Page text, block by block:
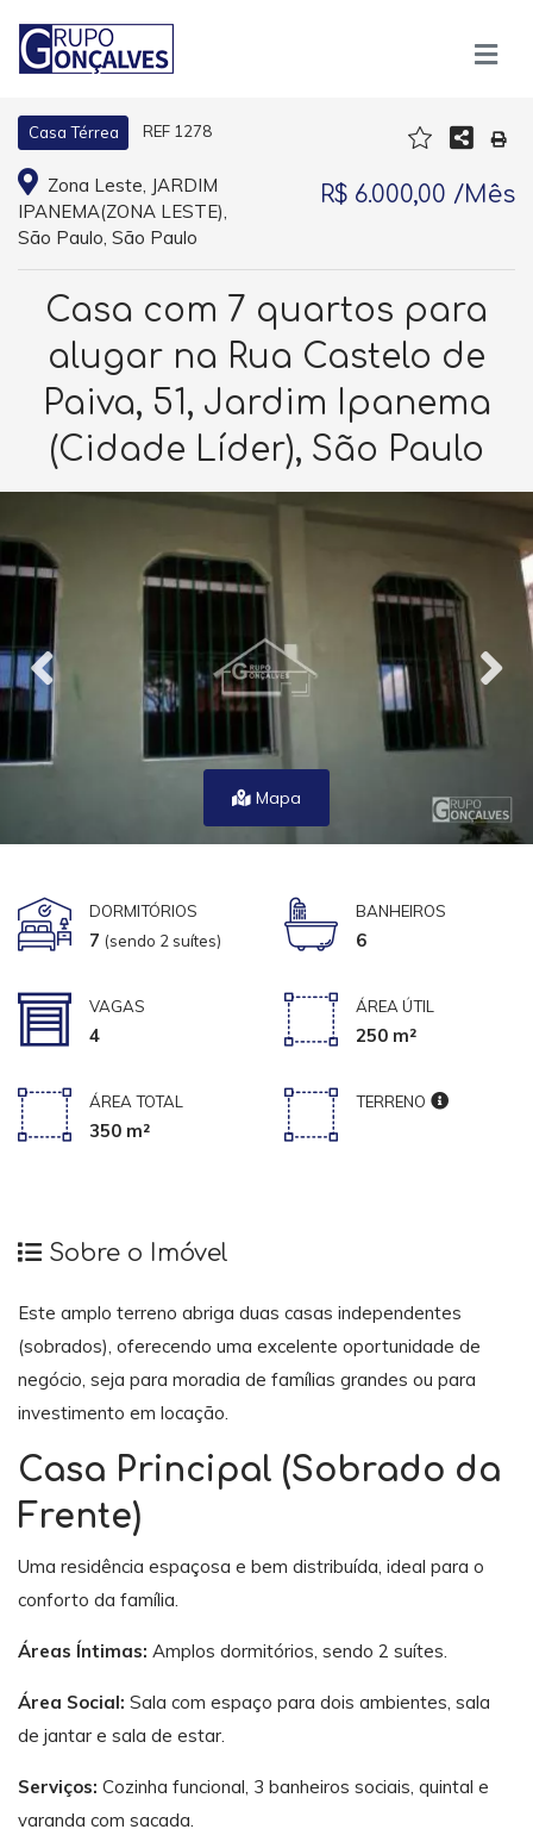
Casa Térrea REF 1278
Zona Leste, JARDIM
IPANEMA(ZONA LESTE),
São Paulo, São Paulo
R$ 6.000,00 /Mês
Casa com 7 quartos para
alugar na Rua Castelo de
Paiva, 51, Jardim Ipanema
(Cidade Líder), São Paulo
Mapa
DORMITÓRIOS
7 (sendo 2 suítes)
BANHEIROS
6
VAGAS
4
ÁREA ÚTIL
250 m²
ÁREA TOTAL
350 m²
TERRENO
Sobre o Imóvel
Este amplo terreno abriga duas casas independentes
(sobrados), oferecendo uma excelente oportunidade de
negócio, seja para moradia de famílias grandes ou para
investimento em locação.
Casa Principal (Sobrado da
Frente)
Uma residência espaçosa e bem distribuída, ideal para o
conforto da família.
Áreas Íntimas: Amplos dormitórios, sendo 2 suítes.
Área Social: Sala com espaço para dois ambientes, sala
de jantar e sala de estar.
Serviços: Cozinha funcional, 3 banheiros sociais, quintal e
varanda com sacada.